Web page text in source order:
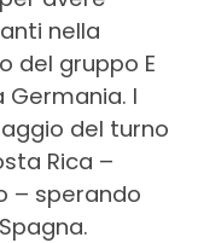
nella
del gruppo E
Germania. I
del turno
Rica –
– sperando